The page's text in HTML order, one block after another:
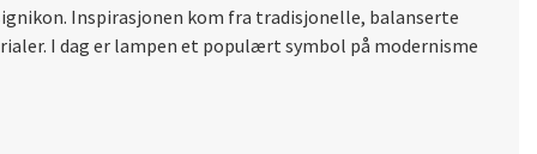
Inspirasjonen kom fra tradisjonelle, balanserte
I dag er lampen et populært symbol på modernisme